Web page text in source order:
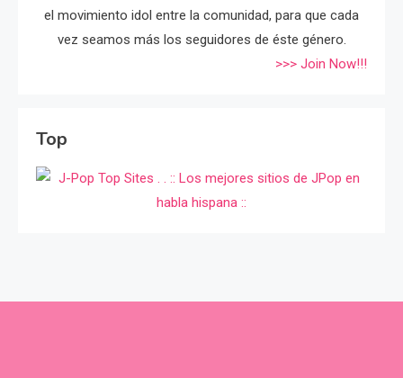
el movimiento idol entre la comunidad, para que cada
vez seamos más los seguidores de éste género.
>>> Join Now!!!
Top